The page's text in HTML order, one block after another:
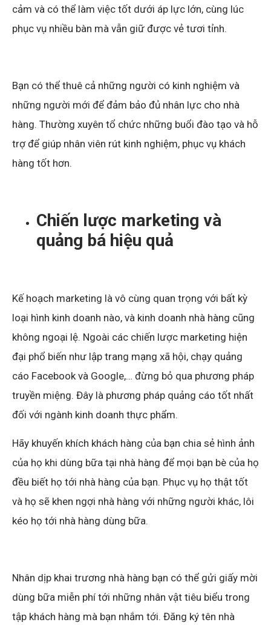
cảm và có thể làm việc tốt dưới áp lực lớn, cùng lúc
phục vụ nhiều bàn mà vẫn giữ được vẻ tươi tỉnh.
Bạn có thể thuê cả những người có kinh nghiệm và
những người mới để đảm bảo đủ nhân lực cho nhà
hàng. Thường xuyên tổ chức những buổi đào tạo và hỗ
trợ để giúp nhân viên rút kinh nghiệm, phục vụ khách
hàng tốt hơn.
Chiến lược marketing và
quảng bá hiệu quả
Kế hoạch marketing là vô cùng quan trọng với bất kỳ
loại hình kinh doanh nào, và kinh doanh nhà hàng cũng
không ngoại lệ. Ngoài các chiến lược marketing hiện
đại phổ biến như lập trang mạng xã hội, chạy quảng
cáo Facebook và Google,… đừng bỏ qua phương pháp
truyền miệng. Đây là phương pháp quảng cáo tốt nhất
đối với ngành kinh doanh thực phẩm.
Hãy khuyến khích khách hàng của bạn chia sẻ hình ảnh
của họ khi dùng bữa tại nhà hàng để mọi bạn bè của họ
đều biết họ tới nhà hàng của bạn. Phục vụ họ thật tốt
và họ sẽ khen ngợi nhà hàng với những người khác, lôi
kéo họ tới nhà hàng dùng bữa.
Nhân dịp khai trương nhà hàng bạn có thể gửi giấy mời
dùng bữa miễn phí tới những nhân vật tiêu biểu trong
tập khách hàng mà bạn nhắm tới. Đăng ký tên nhà